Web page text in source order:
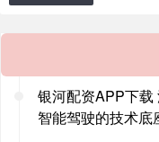
银河配资APP下载
智能驾驶的技术底